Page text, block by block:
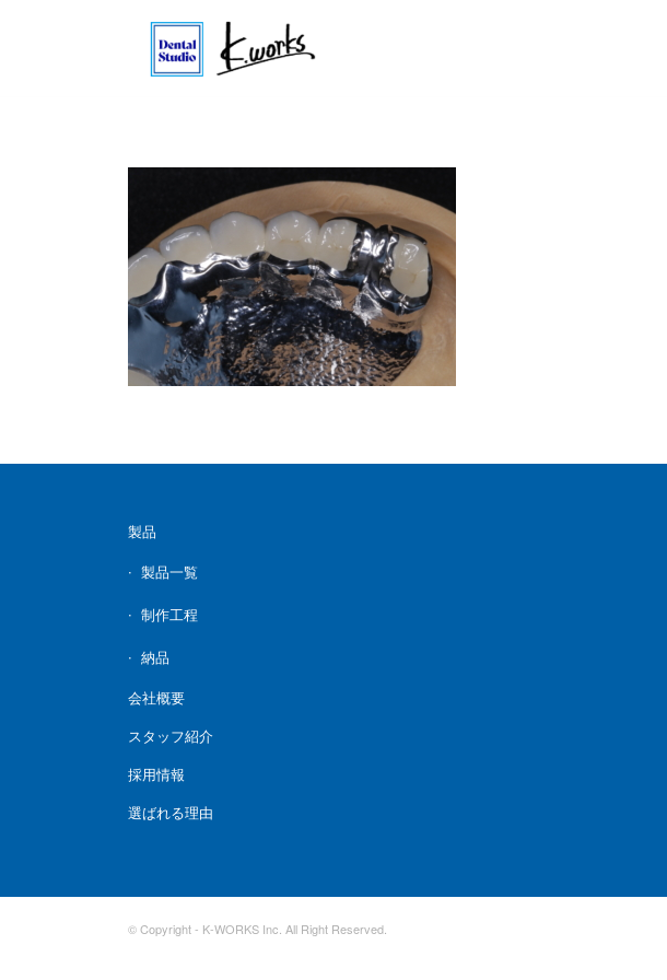
製品
製品一覧
制作工程
納品
会社概要
スタッフ紹介
採用情報
選ばれる理由
© Copyright - K-WORKS Inc. All Right Reserved.